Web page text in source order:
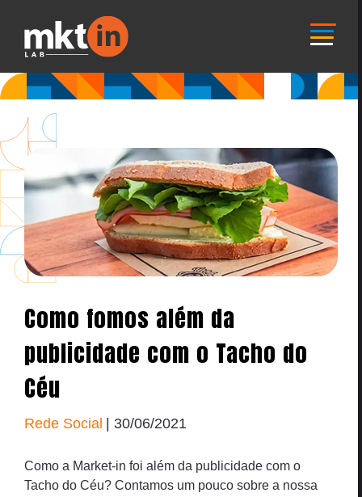
Como fomos além da
publicidade com o Tacho do
Céu
Rede Social | 30/06/2021
Como a Market-in foi além da publicidade com o
Tacho do Céu? Contamos um pouco sobre a nossa